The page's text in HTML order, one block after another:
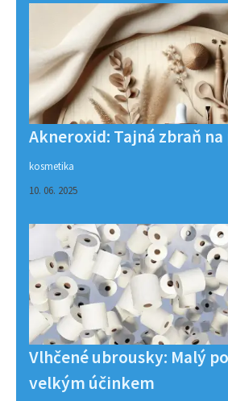
Akneroxid: Tajná zbraň
kosmetika
10. 06. 2025
Vlhčené ubrousky: Malý
velkým účinkem